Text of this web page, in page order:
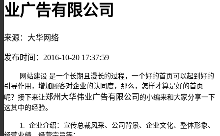
业广告有限公司
来源：大华网络
发布时间：2016-10-20 17:37:59
网站建设 是一个长期且漫长的过程，一个好的首页可以起到好的
引导作用，增加顾客对企业的认同度，那么，怎样才算是好的首页
呢？接下来让郑州大华伟业广告有限公司 的小编来和大家分享一下
这其中的经验。
1. 企业介绍：宣传总裁风采、公司背景、企业文化、整体形象、